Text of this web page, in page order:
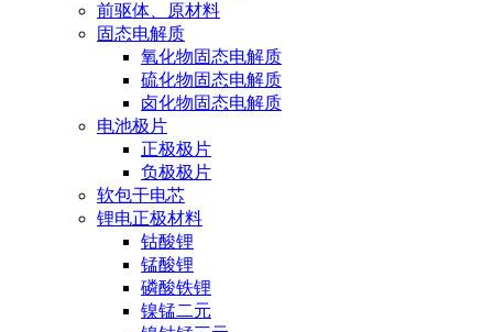
前驱体、原材料
固态电解质
氧化物固态电解质
硫化物固态电解质
卤化物固态电解质
电池极片
正极极片
负极极片
软包干电芯
锂电正极材料
钴酸锂
锰酸锂
磷酸铁锂
镍锰二元